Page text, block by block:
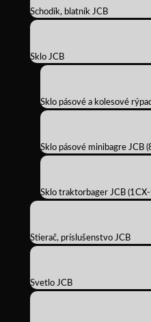
Schodík, blatník JCB
Sklo JCB
Sklo pásové a kolesové
Sklo pásové minibagre JCB
Sklo traktorbager JCB
Stierač, príslušenstvo JCB
Svetlo JCB